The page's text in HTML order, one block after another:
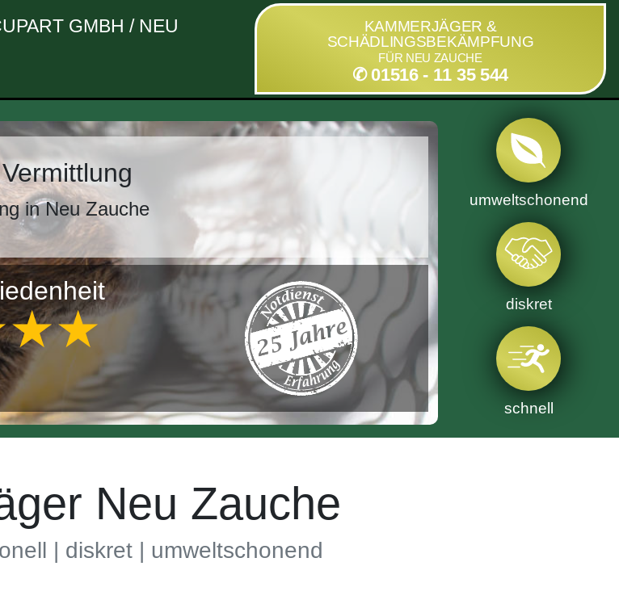
GMBH / NEU
KAMMERJÄGER &
SCHÄDLINGSBEKÄMPFUNG
FÜR NEU ZAUCHE
✆ 01516 - 11 35 544
in Neu Zauche umweltschonend
diskret
schnell
Neu Zauche
| diskret | umweltschonend